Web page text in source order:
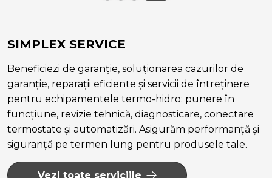
SIMPLEX SERVICE
Beneficiezi de garanție, soluționarea cazurilor de
garanție, reparații eficiente și servicii de întreținere
pentru echipamentele termo-hidro: punere în
funcțiune, revizie tehnică, diagnosticare, conectare
termostate și automatizări. Asigurăm performanță și
siguranță pe termen lung pentru produsele tale.
Vezi toate serviciile